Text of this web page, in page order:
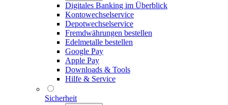
Digitales Banking im Überblick
Kontowechselservice
Depotwechselservice
Fremdwährungen bestellen
Edelmetalle bestellen
Google Pay
Apple Pay
Downloads & Tools
Hilfe & Service
Sicherheit